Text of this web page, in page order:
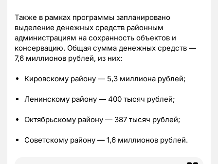
Также в рамках программы запланировано
выделение денежных средств районным
администрациям на сохранность объектов и
консервацию. Общая сумма денежных средств —
7,6 миллионов рублей, из них:
Кировскому району — 5,3 миллиона рублей;
Ленинскому району — 400 тысяч рублей;
Октябрьскому району — 387 тысяч рублей;
Советскому району — 1,6 миллионов рублей.